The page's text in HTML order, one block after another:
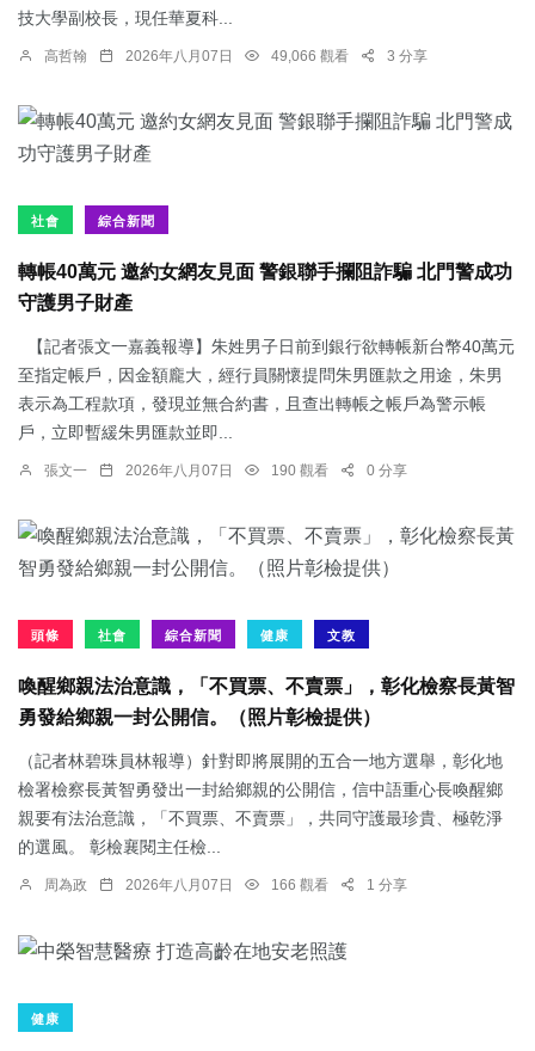
技大學副校長，現任華夏科...
高哲翰 2026年八月07日 49,066 觀看 3 分享
社會 綜合新聞
轉帳40萬元 邀約女網友見面 警銀聯手攔阻詐騙 北門警成功
守護男子財產
【記者張文一嘉義報導】朱姓男子日前到銀行欲轉帳新台幣40萬元
至指定帳戶，因金額龐大，經行員關懷提問朱男匯款之用途，朱男
表示為工程款項，發現並無合約書，且查出轉帳之帳戶為警示帳
戶，立即暫緩朱男匯款並即...
張文一 2026年八月07日 190 觀看 0 分享
頭條 社會 綜合新聞 健康 文教
喚醒鄉親法治意識，「不買票、不賣票」，彰化檢察長黃智
勇發給鄉親一封公開信。（照片彰檢提供）
（記者林碧珠員林報導）針對即將展開的五合一地方選舉，彰化地
檢署檢察長黃智勇發出一封給鄉親的公開信，信中語重心長喚醒鄉
親要有法治意識，「不買票、不賣票」，共同守護最珍貴、極乾淨
的選風。 彰檢襄閱主任檢...
周為政 2026年八月07日 166 觀看 1 分享
健康